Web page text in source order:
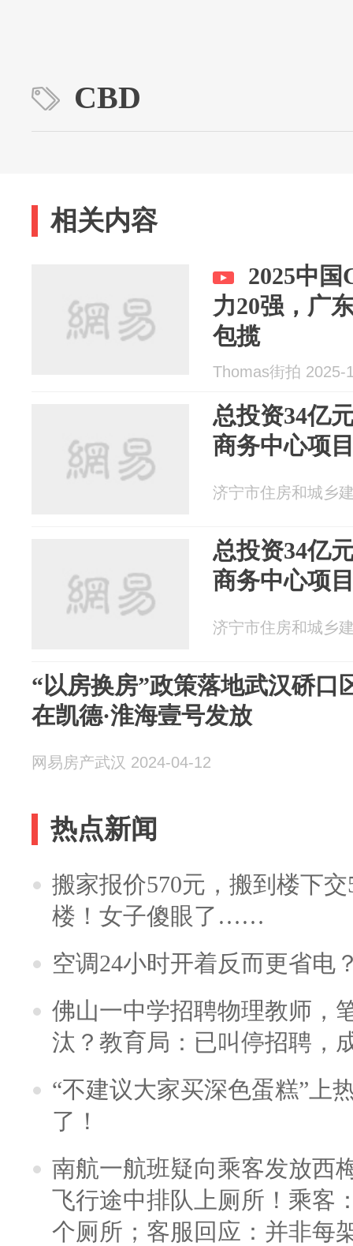
CBD
相关内容
2025中
力20强，广
包揽
Thomas街拍 2025-
总投资34亿
商务中心项
济宁市住房和城乡
总投资34亿
商务中心项
济宁市住房和城乡
“以房换房”政策落地武汉硚口
在凯德·淮海壹号发放
网易房产武汉 2024-04-12
热点新闻
搬家报价570元，搬到楼下
楼！女子傻眼了……
空调24小时开着反而更省电
佛山一中学招聘物理教师，
汰？教育局：已叫停招聘，
“不建议大家买深色蛋糕”上
了！
南航一航班疑向乘客发放西
飞行途中排队上厕所！乘客
个厕所；客服回应：并非每